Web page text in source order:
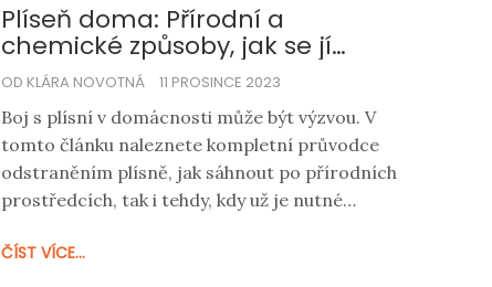
Plíseň doma: Přírodní a
chemické způsoby, jak se jí
zbavit
OD KLÁRA NOVOTNÁ 11 PROSINCE 2023
Boj s plísní v domácnosti může být výzvou. V
tomto článku naleznete kompletní průvodce
odstraněním plísně, jak sáhnout po přírodních
prostředcích, tak i tehdy, kdy už je nutné
důležité správně diagnostikovat a řešit příčiny
ČÍST VÍCE...